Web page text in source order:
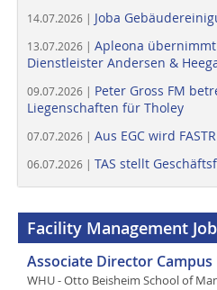
14.07.2026 | Joba
13.07.2026 | Apleona
Dienstleister Andersen &
09.07.2026 | Peter Gross FM
Liegenschaften für Tholey
07.07.2026 | Aus EGC wird FASTR
06.07.2026 | TAS stellt
Facility Management
Associate Director
WHU - Otto Beisheim School of